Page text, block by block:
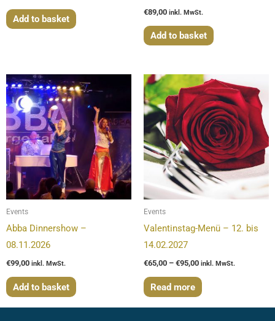
Add to basket
€89,00 inkl. MwSt.
Add to basket
Events
Abba Dinnershow –
08.11.2026
€99,00 inkl. MwSt.
Add to basket
Events
Valentinstag-Menü – 12. bis
14.02.2027
€65,00 – €95,00
Price
range:
€65,00
through
€95,00
inkl. MwSt.
Read more